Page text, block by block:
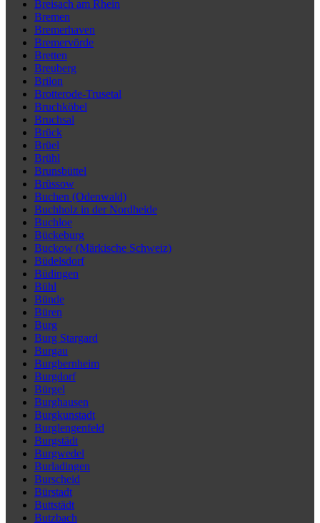
Breisach am Rhein
Bremen
Bremerhaven
Bremervörde
Bretten
Breuberg
Brilon
Brotterode-Trusetal
Bruchköbel
Bruchsal
Brück
Brüel
Brühl
Brunsbüttel
Brüssow
Buchen (Odenwald)
Buchholz in der Nordheide
Buchloe
Bückeburg
Buckow (Märkische Schweiz)
Büdelsdorf
Büdingen
Bühl
Bünde
Büren
Burg
Burg Stargard
Burgau
Burgbernheim
Burgdorf
Bürgel
Burghausen
Burgkunstadt
Burglengenfeld
Burgstädt
Burgwedel
Burladingen
Burscheid
Bürstadt
Buttstädt
Butzbach